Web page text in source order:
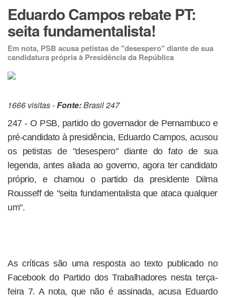
Eduardo Campos rebate PT:
seita fundamentalista!
Em nota, PSB acusa petistas de "desespero" diante de sua
candidatura própria à Presidência da República
1666 visitas -Fonte:Brasil 247
247 - O PSB, partido do governador de Pernambuco e
pré-candidato à presidência, Eduardo Campos, acusou
os petistas de "desespero" diante do fato de sua
legenda, antes aliada ao governo, agora ter candidato
próprio, e chamou o partido da presidente Dilma
Rousseff de "seita fundamentalista que ataca qualquer
um".
As críticas são uma resposta ao texto publicado no
Facebook do Partido dos Trabalhadores nesta terça-
feira 7. A nota, que não é assinada, acusa Eduardo